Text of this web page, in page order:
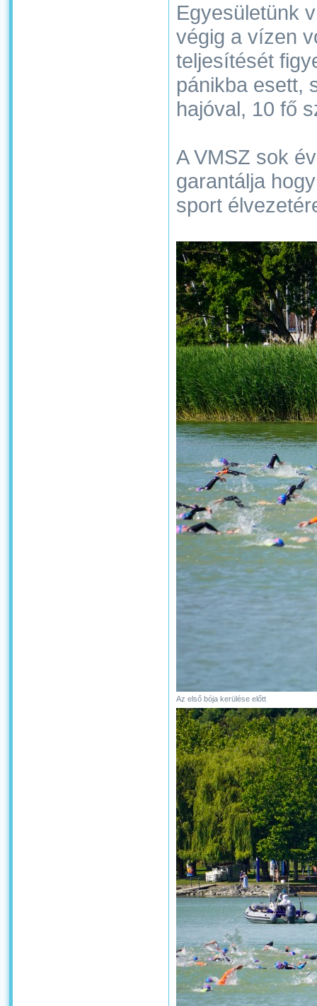
Egyesületünk
végig a vízen
teljesítését
pánikba esett,
hajóval, 10 fő
A VMSZ sok
garantálja
sport
Az első bója kerülése előtt